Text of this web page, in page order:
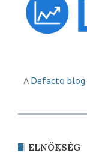
A Defacto blog
ELNÖKSÉG